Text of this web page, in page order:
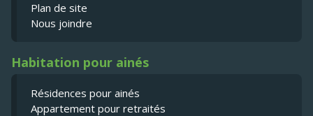
Plan de site
Nous joindre
Habitation pour ainés
Résidences pour ainés
Appartement pour retraités